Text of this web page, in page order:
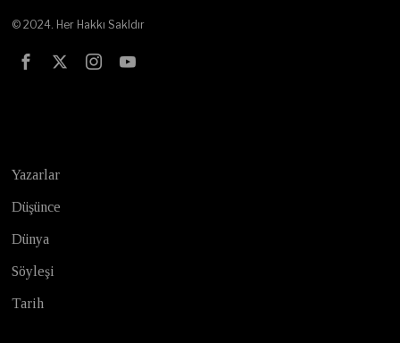
© 2024. Her Hakkı Sakldır
Yazarlar
Düşünce
Dünya
Söyleşi
Tarih